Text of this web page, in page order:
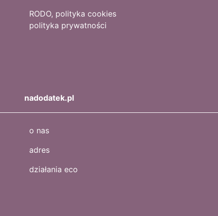
RODO, polityka cookies
polityka prywatności
nadodatek.pl
o nas
adres
działania eco